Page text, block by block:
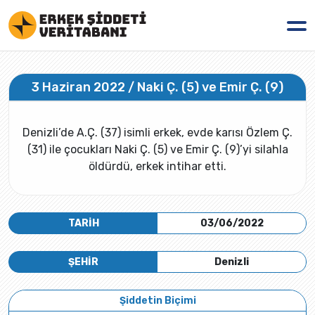
3 Haziran 2022 / Naki Ç. (5) ve Emir Ç. (9)
Denizli’de A.Ç. (37) isimli erkek, evde karısı Özlem Ç.
(31) ile çocukları Naki Ç. (5) ve Emir Ç. (9)’yi silahla
öldürdü, erkek intihar etti.
TARİH 03/06/2022
Denizli
ŞEHİR
Şiddetin Biçimi